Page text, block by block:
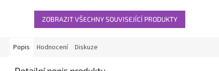
ZOBRAZIT VŠECHNY SOUVISEJÍCÍ PRODUKTY
Popis Hodnocení Diskuze